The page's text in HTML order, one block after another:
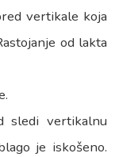
vertikale koja
od lakta
sledi vertikalnu
je iskošeno.